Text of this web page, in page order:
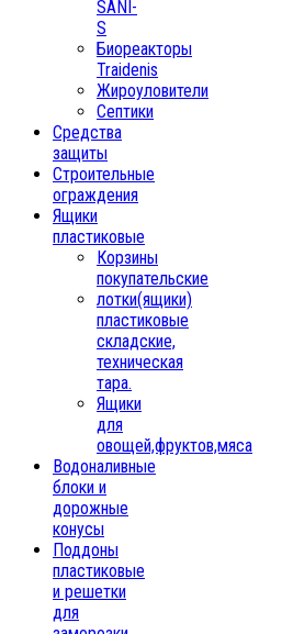
SANI-
S
Биореакторы
Traidenis
Жироуловители
Септики
Средства
защиты
Строительные
ограждения
Ящики
пластиковые
Корзины
покупательские
лотки(ящики)
пластиковые
складские,
техническая
тара.
Ящики
для
овощей,фруктов,мяса
Водоналивные
блоки и
дорожные
конусы
Поддоны
пластиковые
и решетки
для